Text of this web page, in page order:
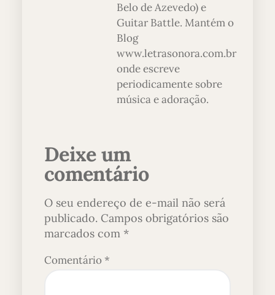
Belo de Azevedo) e
Guitar Battle. Mantém o
Blog
www.letrasonora.com.br
onde escreve
periodicamente sobre
música e adoração.
Deixe um
comentário
O seu endereço de e-mail não será
publicado. Campos obrigatórios são
marcados com *
Comentário*